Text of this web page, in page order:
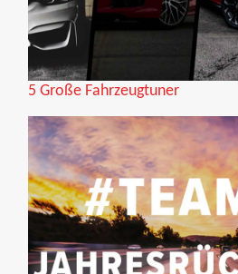
5 Große Fahrzeugtuner